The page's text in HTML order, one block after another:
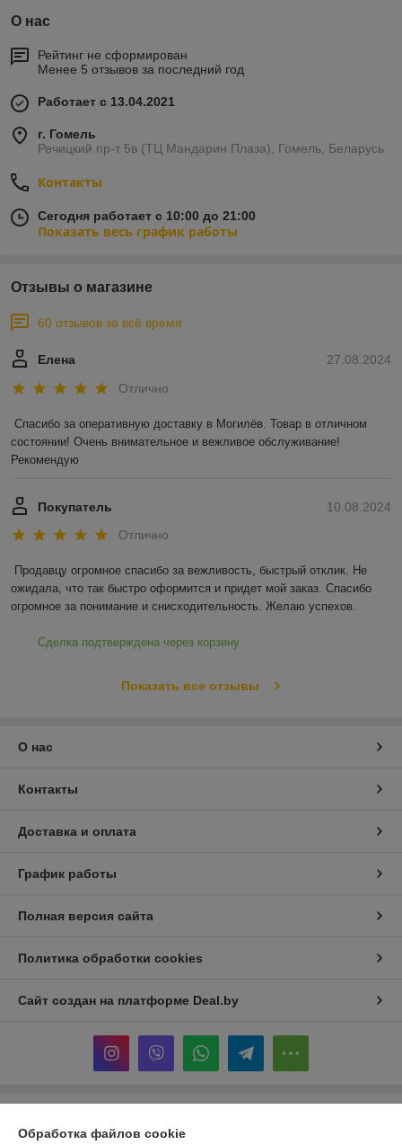
О нас
Рейтинг не сформирован
Менее 5 отзывов за последний год
Работает с 13.04.2021
г. Гомель
Речицкий пр-т 5в (ТЦ Мандарин Плаза), Гомель, Беларусь
Контакты
Сегодня работает с 10:00 до 21:00
Показать весь график работы
Отзывы о магазине
60 отзывов за всё время
27.08.2024
Елена
Отлично
Спасибо за оперативную доставку в Могилёв. Товар в отличном
состоянии! Очень внимательное и вежливое обслуживание!
Рекомендую
10.08.2024
Покупатель
Отлично
Продавцу огромное спасибо за вежливость, быстрый отклик. Не
ожидала, что так быстро оформится и придет мой заказ. Спасибо
огромное за понимание и снисходительность. Желаю успехов.
Сделка подтверждена через корзину
Показать все отзывы
О нас
Контакты
Доставка и оплата
График работы
Полная версия сайта
Политика обработки cookies
Сайт создан на платформе Deal.by
Обработка файлов cookie